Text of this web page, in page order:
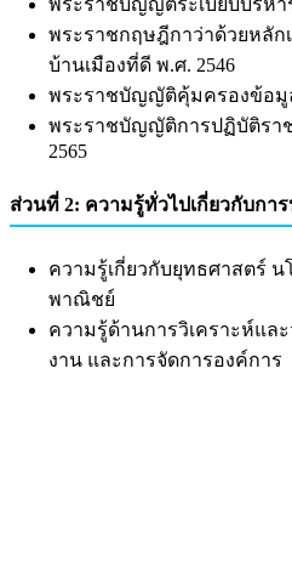
พระราชบัญญัติระเบียบบริหา
พระราชกฤษฎีกาว่าด้วยหลั
บ้านเมืองที่ดี พ.ศ. 2546
พระราชบัญญัติคุ้มครองข้อมู
พระราชบัญญัติการปฏิบัติรา
2565
ส่วนที่ 2: ความรู้ทั่วไปเกี่ยวกับกา
ความรู้เกี่ยวกับยุทธศาสตร์
พาณิชย์
ความรู้ด้านการวิเคราะห์แล
งาน และการจัดการองค์การ